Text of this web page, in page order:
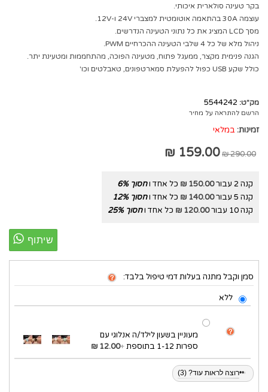
בקר טעינה סולארית איכותי.
עוצמה 30A בהתאמה אוטומטית למצברי 24V ו-12V.
מסך LCD המציג את כל נתוני הטעינה הנדרשים.
ניהול מלא של כל 4 שלבי הטעינה ההכרחיים PWM.
הגנה פנימית מקצר, ממעגל פתוח, מטעינה הפוכה, מהתחממות ומטעינת יתר.
כולל שקע USB כפול להפעלת סמארטפונים, טאבלטים וכו'
מק"ט: 5544242
הרשם להתראה על מחיר
זמינות: במלאי
290.00 ₪
159.00 ₪
קנה 2 עבור 150.00 ₪ כל אחד וחסוך 6%
קנה 5 עבור
140.00 ₪ כל אחד וחסוך 12%
קנה 10 עבור
120.00 ₪ כל אחד וחסוך 25%
סמן וקבל מתנה בעלות דמי טיפול בלבד:
ללא
מעוניין בשעון לילד/ה אנלוגי עם
ספרות 1-12 בתוספת
+
12.00 ₪
••• רוצה לראות עוד? (3)